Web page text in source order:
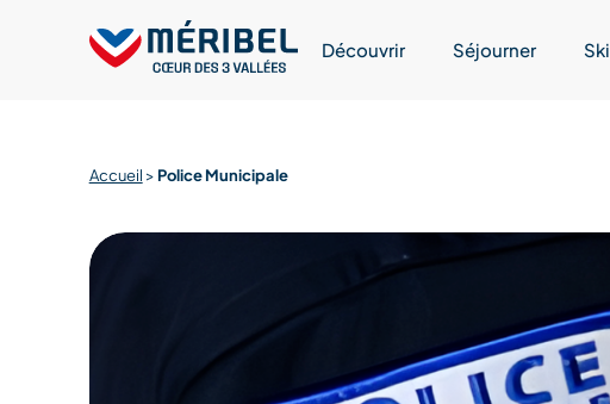
Découvrir Séjourner Ski
Accueil > Police Municipale